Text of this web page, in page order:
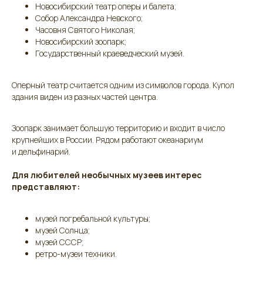
Новосибирский театр оперы и балета;
Собор Александра Невского;
Часовня Святого Николая;
Новосибирский зоопарк;
Государственный краеведческий музей.
Оперный театр считается одним из символов города. Купол
здания виден из разных частей центра.
Зоопарк занимает большую территорию и входит в число
крупнейших в России. Рядом работают океанариум
и дельфинарий.
Для любителей необычных музеев интерес
представляют:
музей погребальной культуры;
музей Солнца;
музей СССР;
ретро-музеи техники.